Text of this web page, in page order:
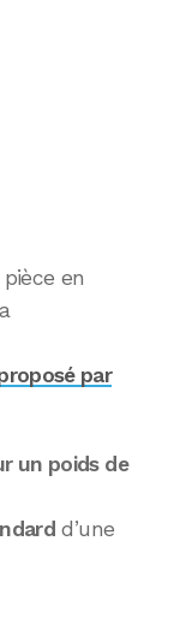
en
par
un poids de
d’une